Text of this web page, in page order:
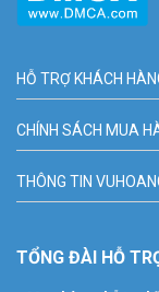
HỖ TRỢ KHÁCH
CHÍNH SÁCH MUA
THÔNG TIN
TỔNG ĐÀI HỖ